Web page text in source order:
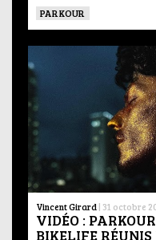
PARKOUR
Vincent Girard | 31 octobre
VIDÉO :
BIKELIFE